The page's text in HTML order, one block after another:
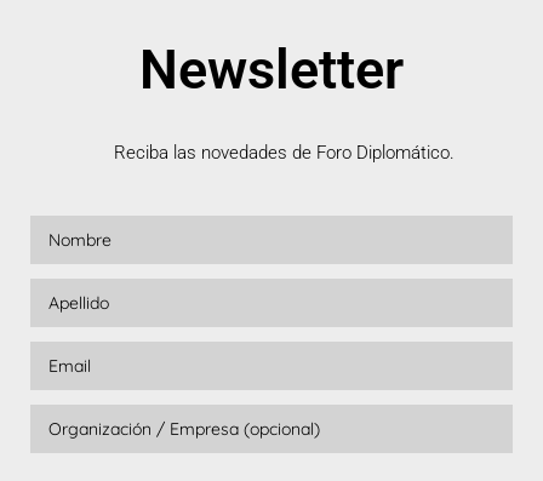
Newsletter
Reciba las novedades de Foro Diplomático.